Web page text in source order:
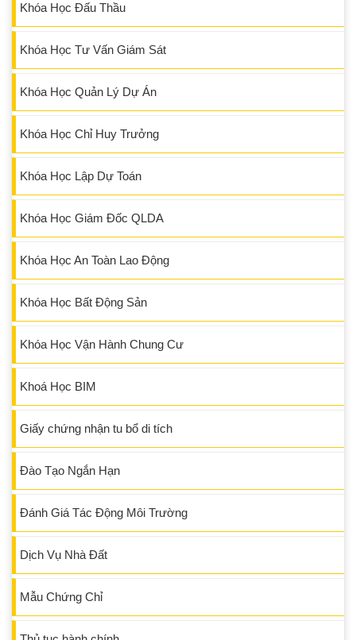
Khóa Học Đấu Thầu
Khóa Học Tư Vấn Giám Sát
Khóa Học Quản Lý Dự Án
Khóa Học Chỉ Huy Trưởng
Khóa Học Lập Dự Toán
Khóa Học Giám Đốc QLDA
Khóa Học An Toàn Lao Động
Khóa Học Bất Động Sản
Khóa Học Vận Hành Chung Cư
Khoá Học BIM
Giấy chứng nhận tu bổ di tích
Đào Tạo Ngắn Hạn
Đánh Giá Tác Động Môi Trường
Dịch Vụ Nhà Đất
Mẫu Chứng Chỉ